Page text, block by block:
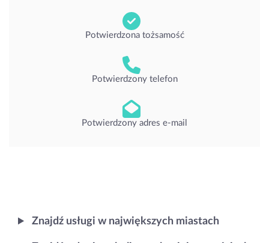
Potwierdzona tożsamość
Potwierdzony telefon
Potwierdzony adres e-mail
Znajdź usługi w największych miastach